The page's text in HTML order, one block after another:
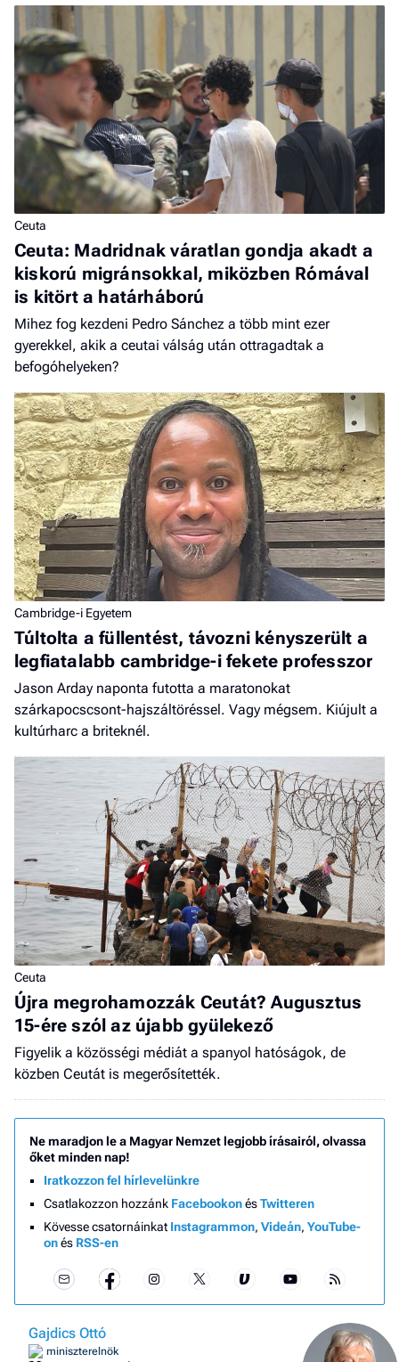
Ceuta
Ceuta: Madridnak váratlan gondja akadt a
kiskorú migránsokkal, miközben Rómával
is kitört a határháború
Mihez fog kezdeni Pedro Sánchez a több mint ezer
gyerekkel, akik a ceutai válság után ottragadtak a
befogóhelyeken?
Cambridge-i Egyetem
Túltolta a füllentést, távozni kényszerült a
legfiatalabb cambridge-i fekete professzor
Jason Arday naponta futotta a maratonokat
szárkapocscsont-hajszáltöréssel. Vagy mégsem. Kiújult a
kultúrharc a briteknél.
Ceuta
Újra megrohamozzák Ceutát? Augusztus
15-ére szól az újabb gyülekező
Figyelik a közösségi médiát a spanyol hatóságok, de
közben Ceutát is megerősítették.
Ne maradjon le a Magyar Nemzet legjobb írásairól, olvassa
őket minden nap!
Iratkozzon fel hírlevelünkre
Csatlakozzon hozzánk FacebookonésTwitteren
Kövesse csatornáinkat Instagrammon, Videán, YouTube-
onés RSS-en
Gajdics Ottó
miniszterelnök